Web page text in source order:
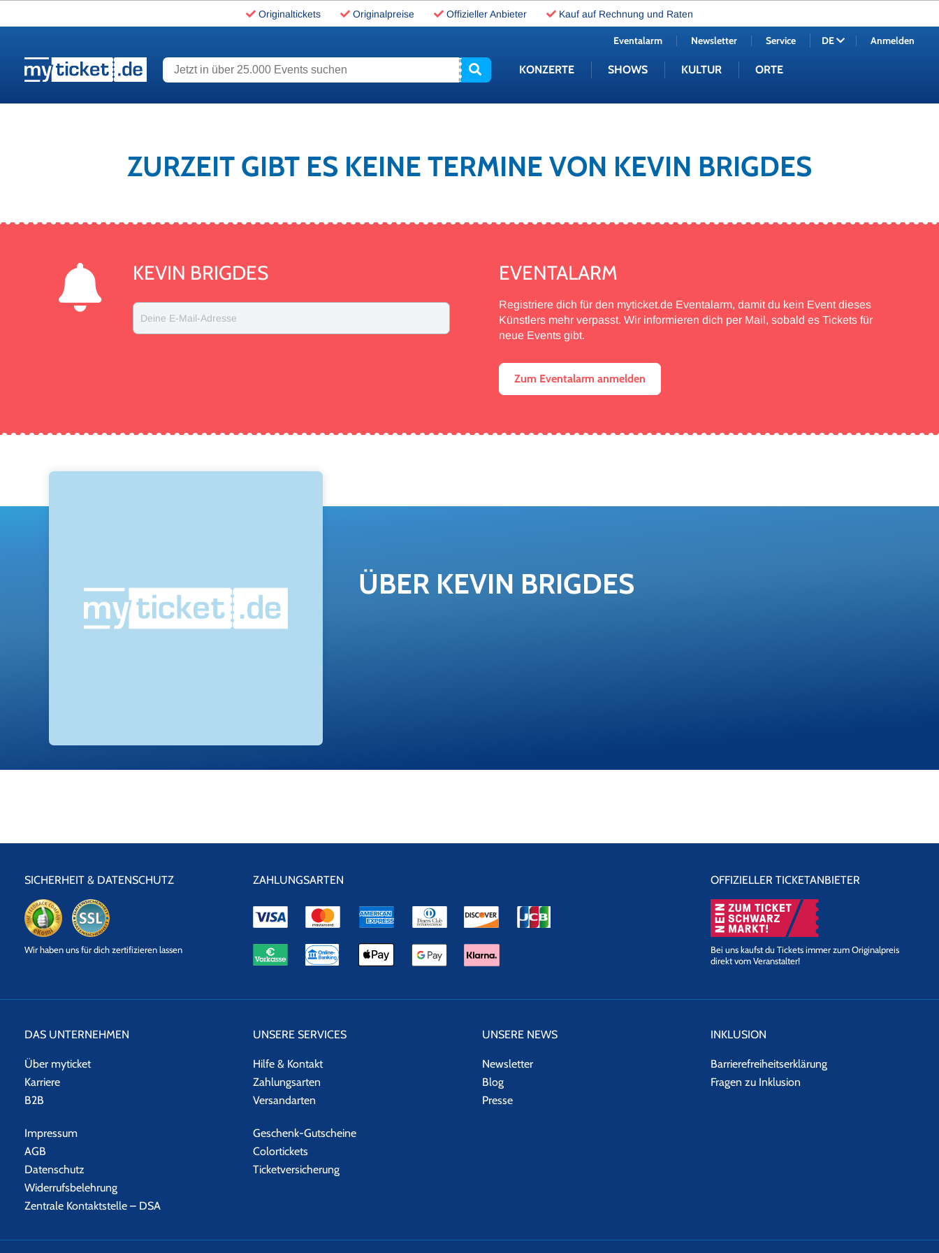
Originaltickets Originalpreise Offizieller Anbieter Kauf auf Rechnung und Raten
Jetzt in über 25.000 Events suchen KONZERTE SHOWS KULTUR ORTE
Eventalarm Newsletter Service DE Anmelden
ZURZEIT GIBT ES KEINE TERMINE VON KEVIN BRIGDES
KEVIN BRIGDES
Deine E-Mail-Adresse
EVENTALARM
Registriere dich für den myticket.de Eventalarm, damit du kein Event dieses
Künstlers mehr verpasst. Wir informieren dich per Mail, sobald es Tickets für
neue Events gibt.
Zum Eventalarm anmelden
ÜBER KEVIN BRIG­DES
SICHERHEIT & DATENSCHUTZ
Datensicherheit
Wir haben uns für dich zertifizieren lassen
ZAHLUNGSARTEN OFFIZIELLER TICKETANBIETER
Bei uns kaufst du Tickets immer zum Originalpreis
direkt vom Veranstalter!
DAS UNTERNEHMEN
Über myticket
Karriere
B2B
Impressum
AGB
Datenschutz
Widerrufsbelehrung
Zentrale Kontaktstelle – DSA
UNSERE SERVICES
Hilfe & Kontakt
Zahlungsarten
Versandarten
Geschenk-Gutscheine
Colortickets
Ticketversicherung
UNSERE NEWS
Newsletter
Blog
Presse
INKLUSION
Barrierefreiheitserklärung
Fragen zu Inklusion